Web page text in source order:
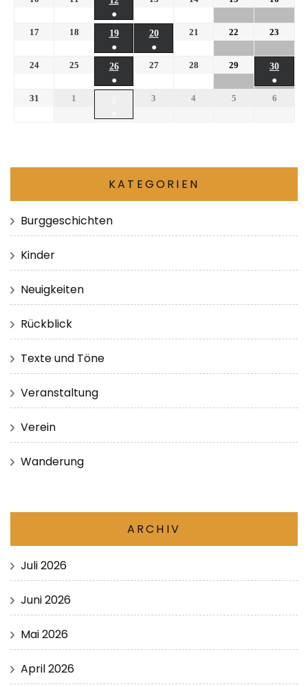
●
17 18
19
●
20
●
21 22 23
24 25
26
●
27 28 29
30
●
31 1 3 4 5 6
KATEGORIEN
Burggeschichten
Kinder
Neuigkeiten
Rückblick
Texte und Töne
Veranstaltung
Verein
Wanderung
ARCHIV
Juli 2026
Juni 2026
Mai 2026
April 2026